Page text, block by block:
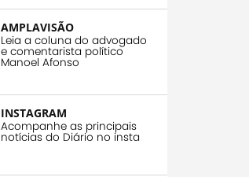
AMPLAVISÃO
Leia a coluna do advogado
e comentarista político
Manoel Afonso
INSTAGRAM
Acompanhe as principais
notícias do Diário no insta